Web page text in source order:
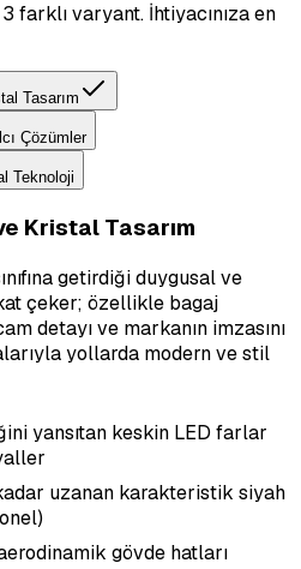
farklı varyant. İhtiyacınıza en
Tasarım
Çözümler
Teknoloji
Kristal Tasarım
getirdiği duygusal ve
çeker; özellikle bagaj
detayı ve markanın imzasını
yollarda modern ve stil
yansıtan keskin LED farlar
uzanan karakteristik siyah
gövde hatları